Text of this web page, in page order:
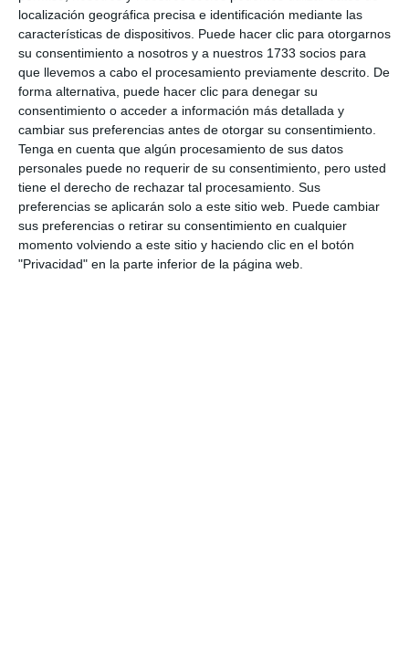
localización geográfica precisa e identificación mediante las
características de dispositivos. Puede hacer clic para otorgarnos
su consentimiento a nosotros y a nuestros 1733 socios para
que llevemos a cabo el procesamiento previamente descrito. De
forma alternativa, puede hacer clic para denegar su
consentimiento o acceder a información más detallada y
cambiar sus preferencias antes de otorgar su consentimiento.
Tenga en cuenta que algún procesamiento de sus datos
personales puede no requerir de su consentimiento, pero usted
tiene el derecho de rechazar tal procesamiento. Sus
preferencias se aplicarán solo a este sitio web. Puede cambiar
sus preferencias o retirar su consentimiento en cualquier
momento volviendo a este sitio y haciendo clic en el botón
"Privacidad" en la parte inferior de la página web.